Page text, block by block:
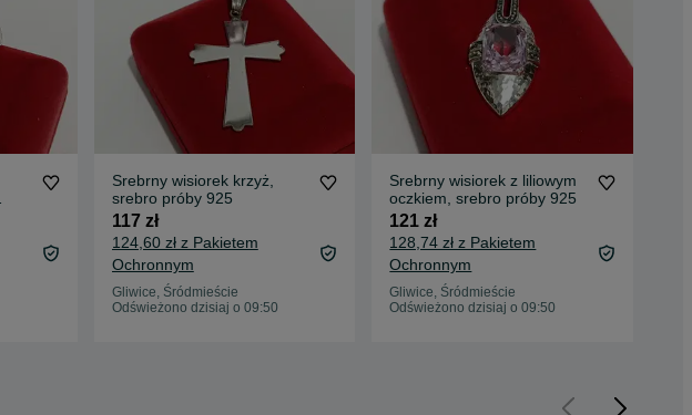
Srebrny wisiorek krzyż,
srebro próby 925
117 zł
124,60 zł z Pakietem
Ochronnym
Gliwice, Śródmieście
Odświeżono dzisiaj o 09:50
Srebrny wisiorek z liliowym
oczkiem, srebro próby 925
121 zł
128,74 zł z Pakietem
Ochronnym
Gliwice, Śródmieście
Odświeżono dzisiaj o 09:50